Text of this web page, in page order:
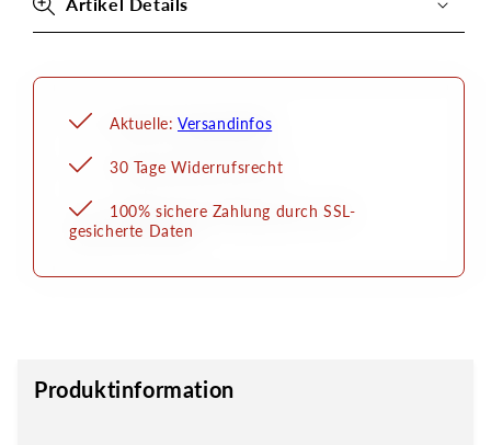
Color
Color
Aktuelle: Versandinfos
30 Tage Widerrufsrecht
100% sichere Zahlung durch SSL-
gesicherte Daten
Produktinformation